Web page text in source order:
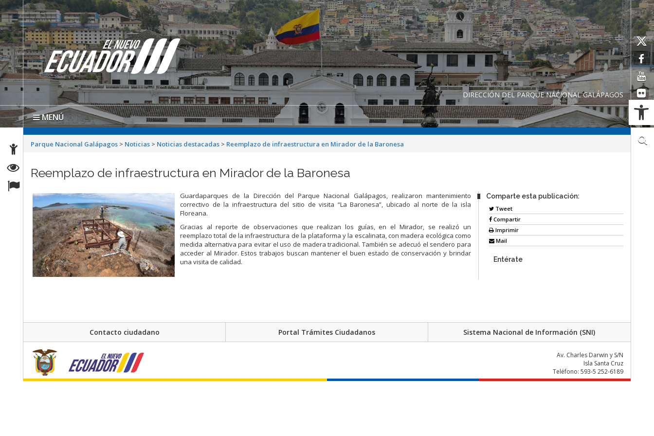
DIRECCIÓN DEL PARQUE NACIONAL GALÁPAGOS
MENÚ
Parque Nacional Galápagos > Noticias > Noticias destacadas > Reemplazo de infraestructura en Mirador de la Baronesa
Reemplazo de infraestructura en Mirador de la Baronesa
Guardaparques de la Dirección del Parque Nacional Galápagos, realizaron mantenimiento
correctivo de la infraestructura del sitio de visita “La Baronesa”, ubicado al norte de la isla
Floreana.
Gracias al reporte de observaciones que realizan los guías, en el Mirador, se realizó un
reemplazo total de la infraestructura de la plataforma y la escalinata, con madera ecológica como
medida alternativa para evitar el uso de madera tradicional. También se adecuó el sendero para
acceder al Mirador. Estos trabajos buscan mantener el buen estado de conservación y brindar
una visita de calidad.
Comparte esta publicación:
Tweet
Compartir
Imprimir
Mail
Entérate
Contacto ciudadano Portal Trámites Ciudadanos Sistema Nacional de Información (SNI)
Av. Charles Darwin y S/N
Isla Santa Cruz
Teléfono: 593-5 252-6189